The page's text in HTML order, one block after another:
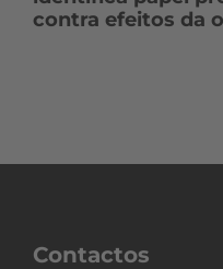
contra efeitos da
Contactos